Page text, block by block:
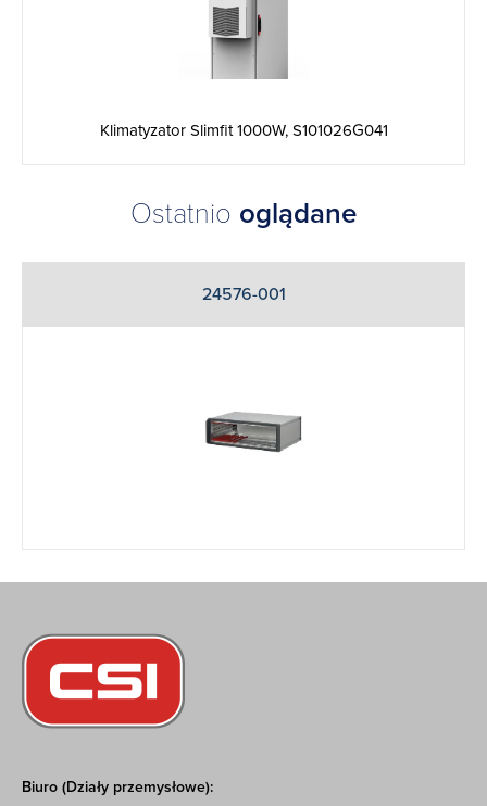
Klimatyzator Slimfit 1000W, S101026G041
Ostatnio oglądane
24576-001
Biuro (Działy przemysłowe):